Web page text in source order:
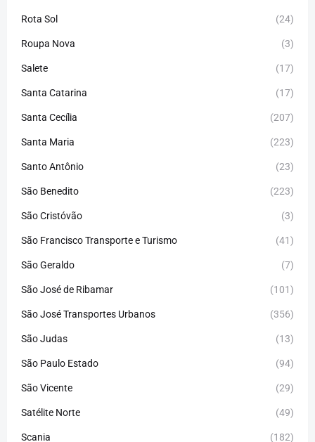
Rota Sol (24)
Roupa Nova (3)
Salete (17)
Santa Catarina (17)
Santa Cecília (207)
Santa Maria (223)
Santo Antônio (23)
São Benedito (223)
São Cristóvão (3)
São Francisco Transporte e Turismo (41)
São Geraldo (7)
São José de Ribamar (101)
São José Transportes Urbanos (356)
São Judas (13)
São Paulo Estado (94)
São Vicente (29)
Satélite Norte (49)
Scania (182)